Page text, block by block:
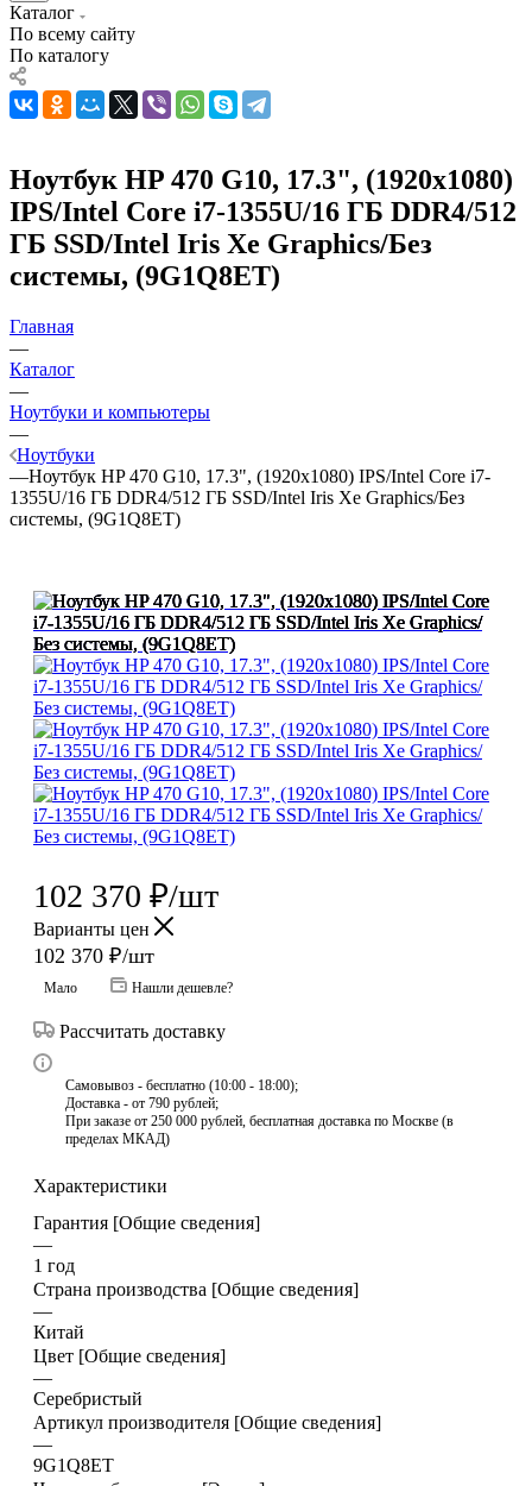
Каталог
По всему сайту
По каталогу
Ноутбук HP 470 G10, 17.3", (1920x1080)
IPS/Intel Core i7-1355U/16 ГБ DDR4/512
ГБ SSD/Intel Iris Xe Graphics/Без
системы, (9G1Q8ET)
Главная
—
Каталог
—
Ноутбуки и компьютеры
—
Ноутбуки
—Ноутбук HP 470 G10, 17.3", (1920x1080) IPS/Intel Core i7-
1355U/16 ГБ DDR4/512 ГБ SSD/Intel Iris Xe Graphics/Без
системы, (9G1Q8ET)
102 370 ₽/шт
Варианты цен
102 370 ₽/шт
Мало Нашли дешевле?
Рассчитать доставку
Самовывоз - бесплатно (10:00 - 18:00);
Доставка - от 790 рублей;
При заказе от 250 000 рублей, бесплатная доставка по Москве (в
пределах МКАД)
Характеристики
Гарантия [Общие сведения]
—
1 год
Страна производства [Общие сведения]
—
Китай
Цвет [Общие сведения]
—
Серебристый
Артикул производителя [Общие сведения]
—
9G1Q8ET